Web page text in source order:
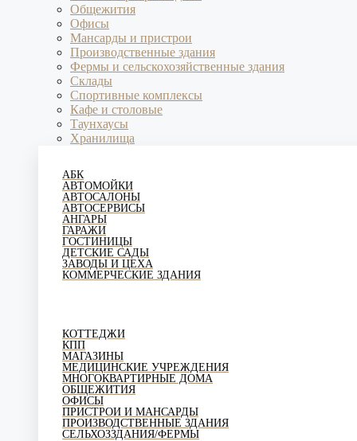
Общежития
Офисы
Мансарды и пристрои
Производственные здания
Фермы и сельскохозяйственные здания
Склады
Спортивные комплексы
Кафе и столовые
Таунхаусы
Хранилища
АБК
АВТОМОЙКИ
АВТОСАЛОНЫ
АВТОСЕРВИСЫ
АНГАРЫ
ГАРАЖИ
ГОСТИНИЦЫ
ДЕТСКИЕ САДЫ
ЗАВОДЫ И ЦЕХА
КОММЕРЧЕСКИЕ ЗДАНИЯ
КОТТЕДЖИ
КПП
МАГАЗИНЫ
МЕДИЦИНСКИЕ УЧРЕЖДЕНИЯ
МНОГОКВАРТИРНЫЕ ДОМА
ОБЩЕЖИТИЯ
ОФИСЫ
ПРИСТРОИ И МАНСАРДЫ
ПРОИЗВОДСТВЕННЫЕ ЗДАНИЯ
СЕЛЬХОЗЗДАНИЯ/ФЕРМЫ